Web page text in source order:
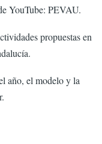
YouTube: PEVAU.
propuestas en
año, el modelo y la